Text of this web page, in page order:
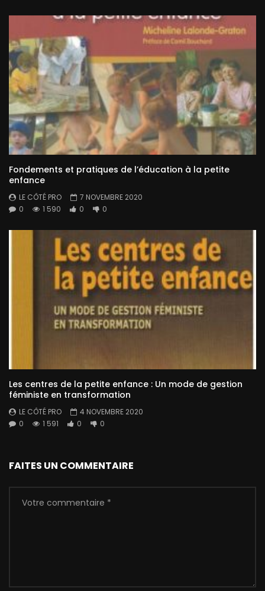
Fondements et pratiques de l’éducation à la petite
enfance
LE CÔTÉ PRO
7 NOVEMBRE 2020
0
1 590 0 0
Les centres de la petite enfance : Un mode de gestion
féministe en transformation
LE CÔTÉ PRO
4 NOVEMBRE 2020
0
1 591 0 0
FAITES UN COMMENTAIRE